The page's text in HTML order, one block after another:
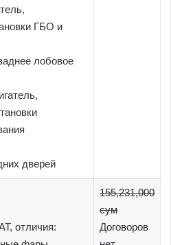
ГБО и
лобовое
дверей
отличия:
155,231,000
сум
Договоров